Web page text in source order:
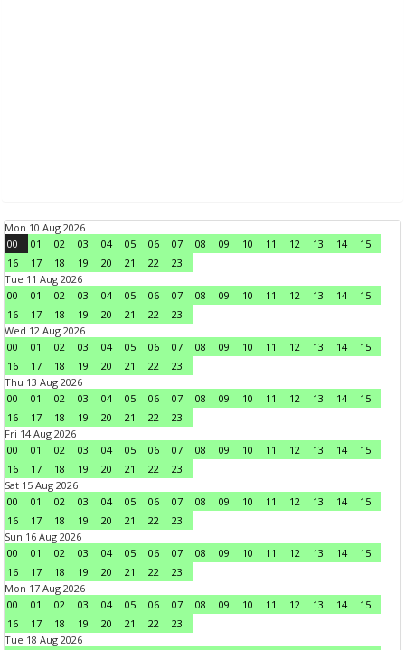
Mon 10 Aug 2026
00
01 02 03 04 05 06 07 08 09 10 11 12 13 14
15
16
17 18 19 20 21 22
23
Tue 11 Aug 2026
00
01 02 03 04 05 06 07 08 09 10 11 12 13 14
15
16
17 18 19 20 21 22
23
Wed 12 Aug 2026
00
01 02 03 04 05 06 07 08 09 10 11 12 13 14
15
16
17 18 19 20 21 22
23
Thu 13 Aug 2026
00
01 02 03 04 05 06 07 08 09 10 11 12 13 14
15
16
17 18 19 20 21 22
23
Fri 14 Aug 2026
00
01 02 03 04 05 06 07 08 09 10 11 12 13 14
15
16
17 18 19 20 21 22
23
Sat 15 Aug 2026
00
01 02 03 04 05 06 07 08 09 10 11 12 13 14
15
16
17 18 19 20 21 22
23
Sun 16 Aug 2026
00
01 02 03 04 05 06 07 08 09 10 11 12 13 14
15
16
17 18 19 20 21 22
23
Mon 17 Aug 2026
00
01 02 03 04 05 06 07 08 09 10 11 12 13 14
15
16
17 18 19 20 21 22
23
Tue 18 Aug 2026